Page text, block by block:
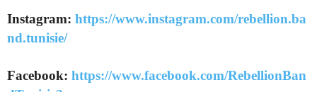
Instagram: https://www.instagram.com/rebellion.ba
nd.tunisie/
Facebook: https://www.facebook.com/RebellionBan